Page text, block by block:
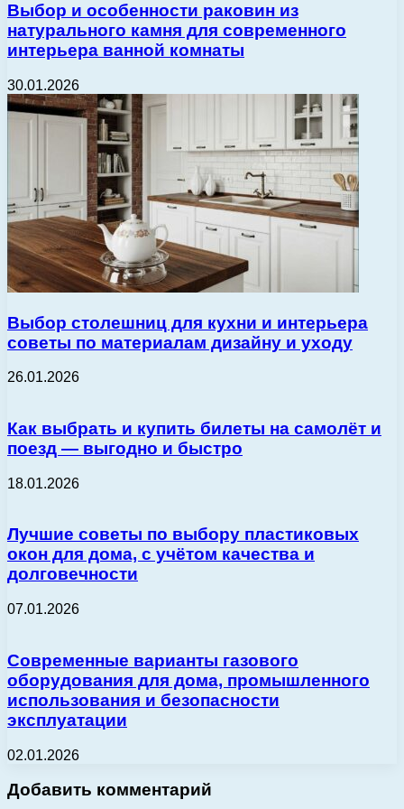
Выбор и особенности раковин из
натурального камня для современного
интерьера ванной комнаты
30.01.2026
Выбор столешниц для кухни и интерьера
советы по материалам дизайну и уходу
26.01.2026
Как выбрать и купить билеты на самолёт и
поезд — выгодно и быстро
18.01.2026
Лучшие советы по выбору пластиковых
окон для дома, с учётом качества и
долговечности
07.01.2026
Современные варианты газового
оборудования для дома, промышленного
использования и безопасности
эксплуатации
02.01.2026
Добавить комментарий